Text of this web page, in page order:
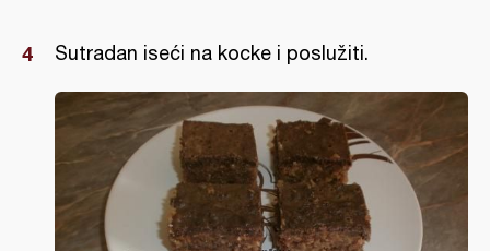
Sutradan iseći na kocke i poslužiti.